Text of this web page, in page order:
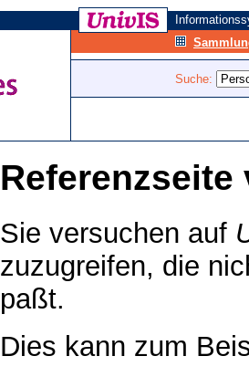
Suche:
Referenzseite
Sie versuchen auf
zuzugreifen, die
paßt.
Dies kann zum